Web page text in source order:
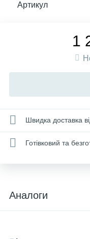
Артикул
1
Швидка доставка
Готівковий та
Аналоги